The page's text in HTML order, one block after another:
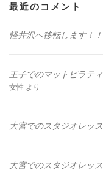
最近のコメント
軽井沢へ移転します！！
王子でのマットピラテ
女性 より
大宮でのスタジオレッ
大宮でのスタジオレッ